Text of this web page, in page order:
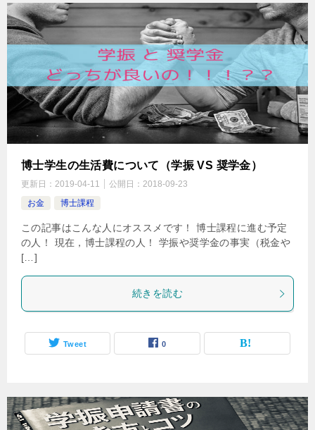
博士学生の生活費について（学振 VS 奨学金）
更新日： 2019-04-11 公開日： 2018-09-23
お金
博士課程
この記事はこんな人にオススメです！ 博士課程に進む予定
の人！ 現在，博士課程の人！ 学振や奨学金の事実（税金や
[…]
続きを読む
Tweet 0